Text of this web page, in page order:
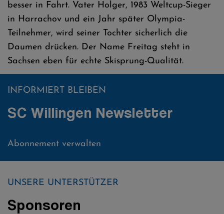
besser in Fahrt. Vater Holger, 1983 Weltcup-Sieger
in Harrachov und ein Jahr später Olympia-
Teilnehmer, wird seiner Tochter sicherlich die
Daumen drücken. Der Name Freitag steht in
Sachsen eben für echte Skisprung-Qualität.
INFORMIERT BLEIBEN
SC Willingen Newsletter
Abonnement verwalten
UNSERE UNTERSTÜTZER
Sponsoren